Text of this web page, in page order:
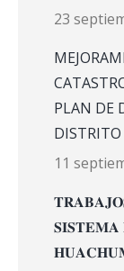
23
PLAN DE
11